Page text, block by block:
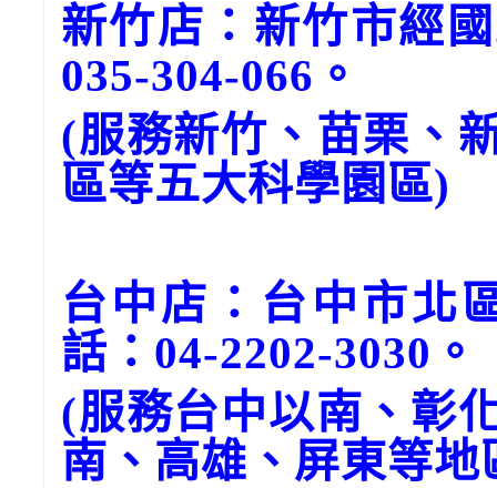
新竹店：新竹市經
035-304-066。
(服務新竹、苗栗、
區等五大科學園區)
台中店：台中市北
話：04-2202-3030。
(服務台中以南、彰
南、高雄、屏東等地